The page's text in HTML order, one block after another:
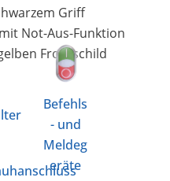
Befehls
- und
Meldeg
eräte
Griff
Not-Aus-Funktion
Frontschild